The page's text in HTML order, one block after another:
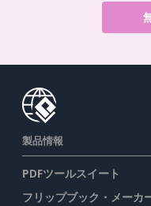
製品情報
PDFツールスイート
フリップブック・メーカ